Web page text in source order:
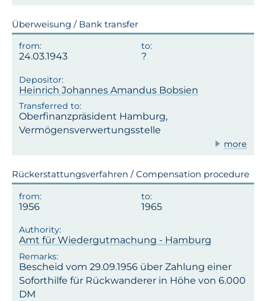
Überweisung / Bank transfer
24.03.1943
Heinrich Johannes Amandus Bobsien
Oberfinanzpräsident Hamburg,
Vermögensverwertungsstelle
more
Rückerstattungsverfahren / Compensation procedure
1956 1965
Amt für Wiedergutmachung - Hamburg
Bescheid vom 29.09.1956 über Zahlung einer
Soforthilfe für Rückwanderer in Höhe von 6.000
DM